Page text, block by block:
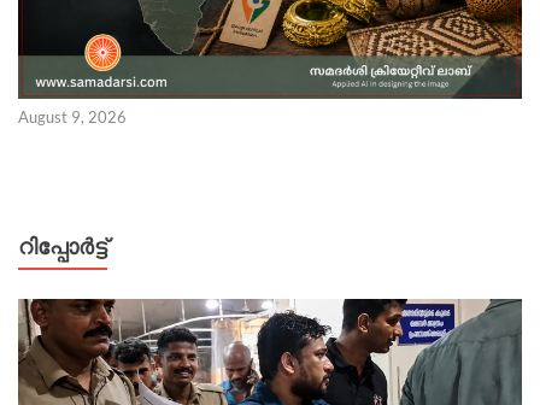
August 9, 2026
റിപ്പോര്‍ട്ട്